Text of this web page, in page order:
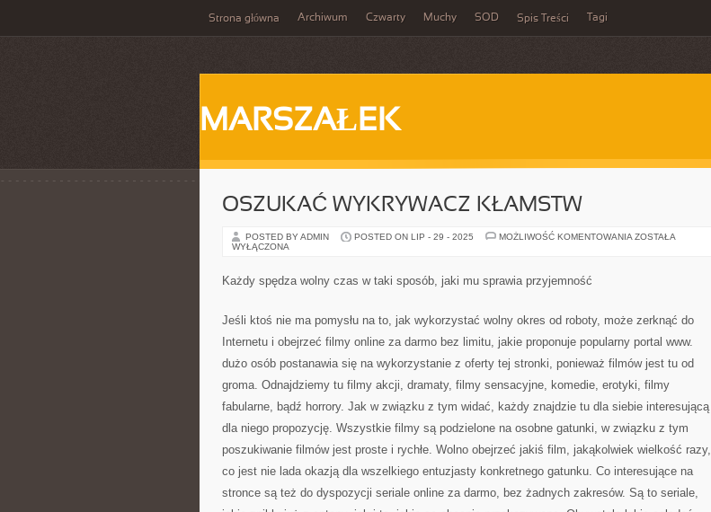
Strona główna Archiwum Czwarty Muchy SOD Spis Treści Tagi
MARSZAŁEK
OSZUKAĆ WYKRYWACZ KŁAMSTW
POSTED BY ADMIN POSTED ON LIP - 29 - 2025 MOŻLIWOŚĆ KOMENTOWANIA OSZUKAĆ
ZOSTAŁA
WYŁĄCZONA
Każdy spędza wolny czas w taki sposób, jaki mu sprawia przyjemność
Jeśli ktoś nie ma pomysłu na to, jak wykorzystać wolny okres od roboty, może zerknąć do
Internetu i obejrzeć filmy online za darmo bez limitu, jakie proponuje popularny portal www.
dużo osób postanawia się na wykorzystanie z oferty tej stronki, ponieważ filmów jest tu od
groma. Odnajdziemy tu filmy akcji, dramaty, filmy sensacyjne, komedie, erotyki, filmy
fabularne, bądź horrory. Jak w związku z tym widać, każdy znajdzie tu dla siebie interesującą
dla niego propozycję. Wszystkie filmy są podzielone na osobne gatunki, w związku z tym
poszukiwanie filmów jest proste i rychłe. Wolno obejrzeć jakiś film, jakąkolwiek wielkość razy,
co jest nie lada okazją dla wszelkiego entuzjasty konkretnego gatunku. Co interesujące na
stronce są też do dyspozycji seriale online za darmo, bez żadnych zakresów. Są to seriale,